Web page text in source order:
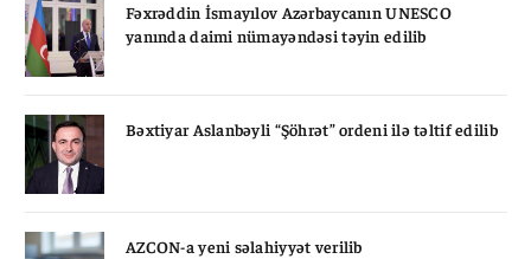
Fəxrəddin İsmayılov Azərbaycanın UNESCO
yanında daimi nümayəndəsi təyin edilib
Bəxtiyar Aslanbəyli “Şöhrət” ordeni ilə təltif edilib
AZCON-a yeni səlahiyyət verilib